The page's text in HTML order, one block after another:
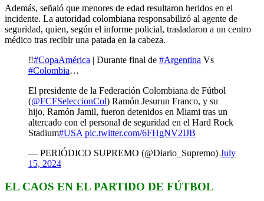
Además, señaló que menores de edad resultaron heridos en el
incidente. La autoridad colombiana responsabilizó al agente de
seguridad, quien, según el informe policial, trasladaron a un centro
médico tras recibir una patada en la cabeza.
‼️#CopaAmérica | Durante final de #Argentina Vs
#Colombia…
El presidente de la Federación Colombiana de Fútbol
(@FCFSeleccionCol) Ramón Jesurun Franco, y su
hijo, Ramón Jamil, fueron detenidos en Miami tras un
altercado con el personal de seguridad en el Hard Rock
Stadium#USA pic.twitter.com/6FHgNV2IJB
— PERIÓDICO SUPREMO (@Diario_Supremo) July
15, 2024
EL CAOS EN EL PARTIDO DE FÚTBOL